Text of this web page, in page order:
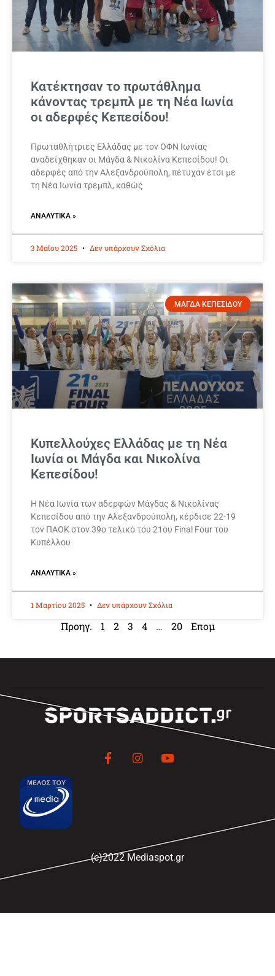
Κατέκτησαν το πρωτάθλημα
κάνοντας τρεμπλ με τη Νέα Ιωνία
οι αδερφές Κεπεσίδου!
Πρωταθλήτριες Ελλάδας με τον ΟΦΝ Ιωνίας
αναδείχθηκαν οι Μάγδα & Νικολίνα Κεπεσίδου! Οι
αδερφές από την Αλεξανδρούπολη, πέτυχαν έτσι με
τη Νέα Ιωνία τρεμπλ, καθώς
ΑΝΑΛΥΤΙΚΆ »
3 Μαΐου 2025 Δεν υπάρχουν Σχόλια
ΜΑΓΔΑ ΚΕΠΕΣΙΔΟΥ
Κυπελλούχες Ελλάδας με τη Νέα
Ιωνία οι Μάγδα και Νικολίνα
Κεπεσίδου!
Η Νέα Ιωνία των αδερφών Μάγδας & Νικολίνας
Κεπεσίδου από την Αλεξανδρούπολη, κέρδισε 22-19
τον ΠΑΟΚ στον 39ο τελικό του 21ου Final Four του
Κυπέλλου
ΑΝΑΛΥΤΙΚΆ »
1 Μαρτίου 2025 Δεν υπάρχουν Σχόλια
Προηγ. 1 2 3 4 … 20 Επομ
(c)2022 Mediaspot.gr